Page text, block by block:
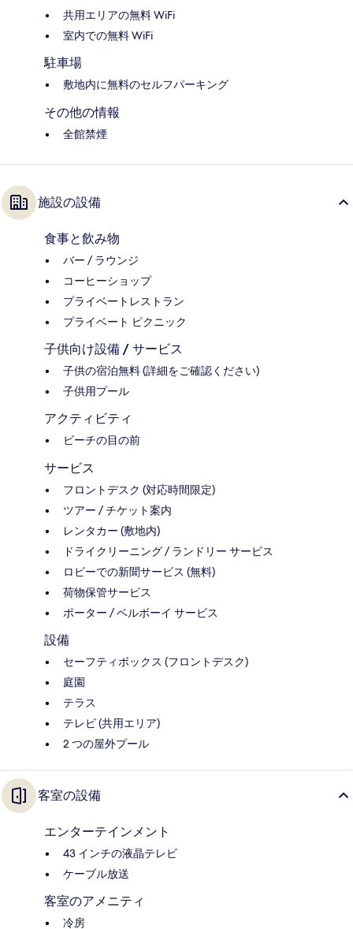
共用エリアの無料 WiFi
室内での無料 WiFi
駐車場
敷地内に無料のセルフパーキング
その他の情報
全館禁煙
施設の設備
食事と飲み物
バー / ラウンジ
コーヒーショップ
プライベートレストラン
プライベート ピクニック
子供向け設備 / サービス
子供の宿泊無料 (詳細をご確認ください)
子供用プール
アクティビティ
ビーチの目の前
サービス
フロントデスク (対応時間限定)
ツアー / チケット案内
レンタカー (敷地内)
ドライクリーニング / ランドリー サービス
ロビーでの新聞サービス (無料)
荷物保管サービス
ポーター / ベルボーイ サービス
設備
セーフティボックス (フロントデスク)
庭園
テラス
テレビ (共用エリア)
2 つの屋外プール
客室の設備
エンターテインメント
43 インチの液晶テレビ
ケーブル放送
客室のアメニティ
冷房